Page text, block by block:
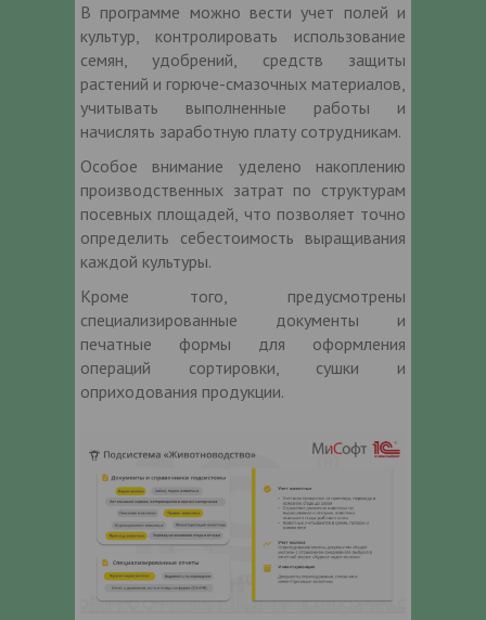
В программе можно вести учет полей и
культур, контролировать использование
семян, удобрений, средств защиты
растений и горюче-смазочных материалов,
учитывать выполненные работы и
начислять заработную плату сотрудникам.
Особое внимание уделено накоплению
производственных затрат по структурам
посевных площадей, что позволяет точно
определить себестоимость выращивания
каждой культуры.
Кроме того, предусмотрены
специализированные документы и
печатные формы для оформления
операций сортировки, сушки и
оприходования продукции.